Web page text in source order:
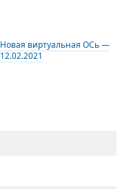
Новая виртуальная ОСь —
12.02.2021